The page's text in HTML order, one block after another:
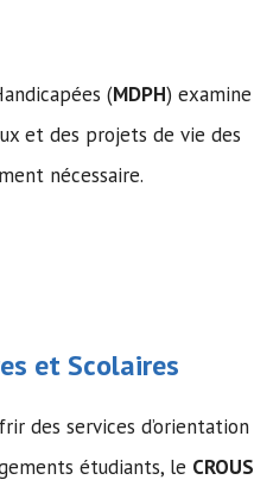
(MDPH) examine
et des projets de vie des
nécessaire.
et Scolaires
des services d’orientation
étudiants, le CROUS